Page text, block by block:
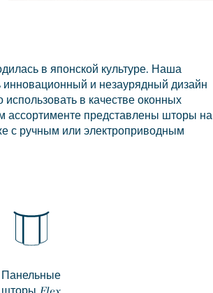
в японской культуре. Наша
и незаурядный дизайн
в качестве оконных
ассортименте представлены шторы на
с ручным или электроприводным
Панельные